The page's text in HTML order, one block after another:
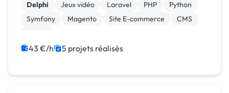
Delphi Jeux vidéo Laravel PHP
Python
Symfony
Magento Site E-commerce
CMS
43 €/h 5 projets réalisés